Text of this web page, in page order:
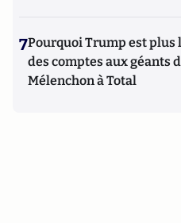
7Pourquoi Trump est
des comptes aux géants
Mélenchon à Total